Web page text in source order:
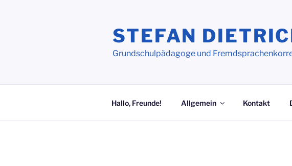
STEFAN
Grundschulpädagoge und
Hallo, Freunde! Allgemein Kontakt